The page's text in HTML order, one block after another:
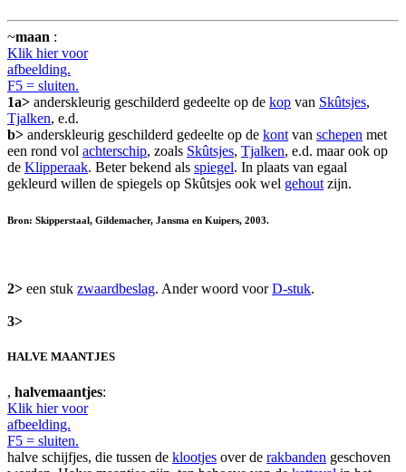
~maan :
Klik hier voor
afbeelding.
F5 = sluiten.
1a> anderskleurig geschilderd gedeelte op de kop van Skûtsjes,
Tjalken, e.d.
b> anderskleurig geschilderd gedeelte op de kont van schepen met
een rond vol achterschip, zoals Skûtsjes, Tjalken, e.d. maar ook op
de Klipperaak. Beter bekend als spiegel. In plaats van egaal
gekleurd willen de spiegels op Skûtsjes ook wel gehout zijn.
Bron: Skipperstaal, Gildemacher, Jansma en Kuipers, 2003.
2> een stuk zwaardbeslag. Ander woord voorD-stuk.
3>
HALVE MAANTJES
, halvemaantjes:
Klik hier voor
afbeelding.
F5 = sluiten.
halve schijfjes, die tussen de klootjes over de rakbanden geschoven